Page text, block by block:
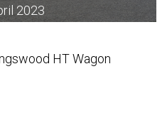
2023
HT Wagon